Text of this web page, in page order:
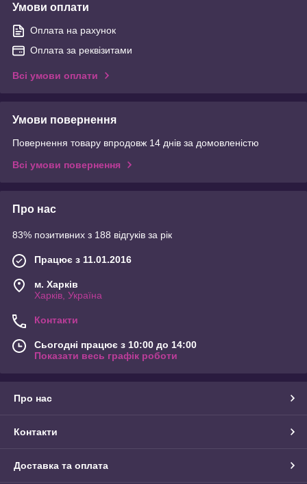
Умови оплати
Оплата на рахунок
Оплата за реквізитами
Всі умови оплати
Умови повернення
Повернення товару впродовж 14 днів за домовленістю
Всі умови повернення
Про нас
83% позитивних з 188 відгуків за рік
Працює з 11.01.2016
м. Харків
Харків, Україна
Контакти
Сьогодні працює з 10:00 до 14:00
Показати весь графік роботи
Про нас
Контакти
Доставка та оплата